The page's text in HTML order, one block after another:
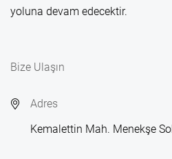
yoluna devam edecektir.
Bize Ulaşın
Adres
Kemalettin Mah. Menekşe